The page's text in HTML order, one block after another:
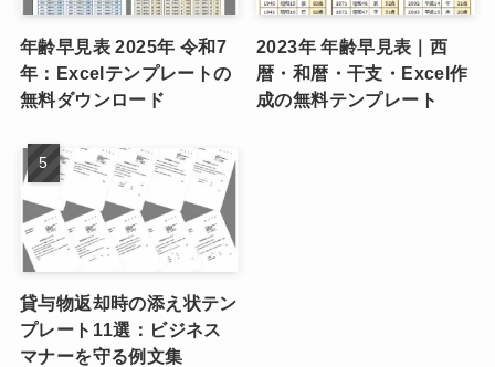
年齢早見表 2025年 令和7
年：Excelテンプレートの
無料ダウンロード
2023年 年齢早見表｜西
暦・和暦・干支・Excel作
成の無料テンプレート
貸与物返却時の添え状テン
プレート11選：ビジネス
マナーを守る例文集